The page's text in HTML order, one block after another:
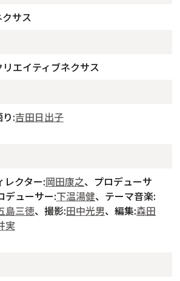
サス
エイティブネクサス
り:吉田日出子
レクター:岡田康之、プロデューサ
デューサー:下温湯健、テーマ音楽:
島三徳、撮影:田中光男、編集:森田
実